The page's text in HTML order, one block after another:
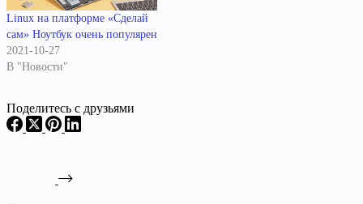
Linux на платформе «Сделай
сам» Ноутбук очень популярен
2021-10-27
В "Новости"
Поделитесь с друзьями